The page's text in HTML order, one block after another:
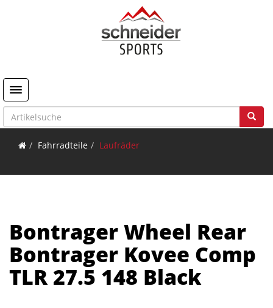
Toggle navigation
Fahrradteile Laufräder
Bontrager Wheel Rear
Bontrager Kovee Comp
TLR 27.5 148 Black